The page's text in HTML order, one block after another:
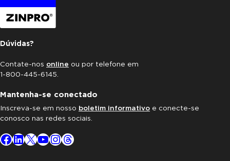
Dúvidas?
Contate-nos online ou por telefone em
1-800-445-6145.
Mantenha-se conectado
Inscreva-se em nosso boletim informativo e conecte-se
conosco nas redes sociais.
Facebook
LinkedIn
X YouTube
Instagram
Threads